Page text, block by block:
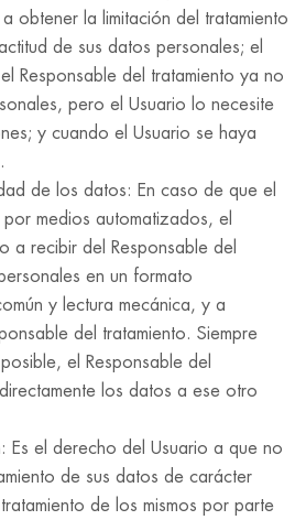
obtener la limitación del tratamiento
de sus datos personales; el
Responsable del tratamiento ya no
pero el Usuario lo necesite
y cuando el Usuario se haya
de los datos: En caso de que el
medios automatizados, el
a recibir del Responsable del
en un formato
y lectura mecánica, y a
del tratamiento. Siempre
el Responsable del
los datos a ese otro
Es el derecho del Usuario a que no
de sus datos de carácter
de los mismos por parte